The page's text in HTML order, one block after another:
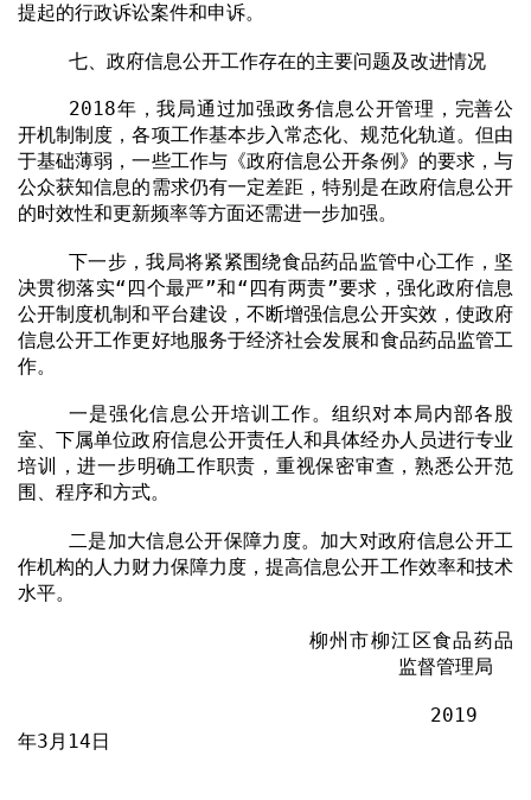
提起的行政诉讼案件和申诉。
七、政府信息公开工作存在的主要问题及改进情况
2018年，我局通过加强政务信息公开管理，完善公
开机制制度，各项工作基本步入常态化、规范化轨道。但由
于基础薄弱，一些工作与《政府信息公开条例》的要求，与
公众获知信息的需求仍有一定差距，特别是在政府信息公开
的时效性和更新频率等方面还需进一步加强。
下一步，我局将紧紧围绕食品药品监管中心工作，坚
决贯彻落实“四个最严”和“四有两责”要求，强化政府信息
公开制度机制和平台建设，不断增强信息公开实效，使政府
信息公开工作更好地服务于经济社会发展和食品药品监管工
作。
一是强化信息公开培训工作。组织对本局内部各股
室、下属单位政府信息公开责任人和具体经办人员进行专业
培训，进一步明确工作职责，重视保密审查，熟悉公开范
围、程序和方式。
二是加大信息公开保障力度。加大对政府信息公开工
作机构的人力财力保障力度，提高信息公开工作效率和技术
水平。
柳州市柳江区食品药品
监督管理局
2019
年3月 14日